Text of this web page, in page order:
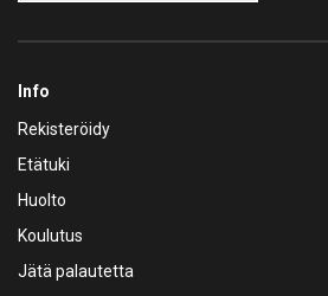
Info
Rekisteröidy
Etätuki
Huolto
Koulutus
Jätä palautetta